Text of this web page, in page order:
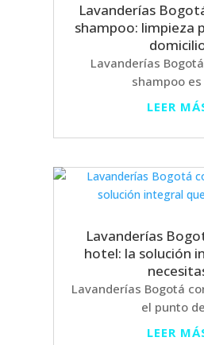
Lavanderías
shampoo: limpieza
Lavanderías
shampoo es
LEER
Lavanderías
hotel: la solución
Lavanderías Bogotá
el punto
LEER